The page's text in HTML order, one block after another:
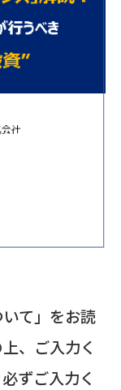
て」をお読
、ご入力く
ずご入力く